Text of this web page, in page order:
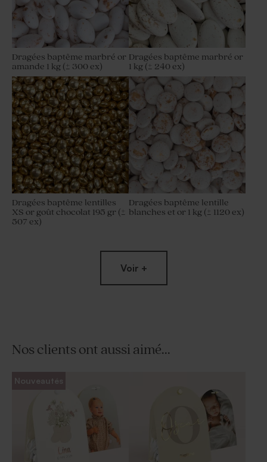
Dragées baptême marbré or
amande 1 kg (± 300 ex)
Dragées baptême marbré or
1 kg (± 240 ex)
Dragées baptême lentilles
XS or goût chocolat 195 gr (±
507 ex)
Dragées baptême lentille
blanches et or 1 kg (± 1120 ex)
Dragées ovales baptême
marbrées or 1 kg (± 425 ex)
Voir +
Nos clients ont aussi aimé...
Nouveautés